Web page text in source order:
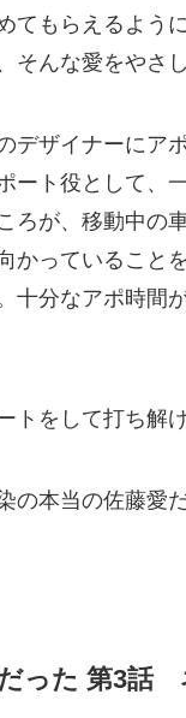
てもらえるよう
そんな愛をやさ
デザイナーにア
ート役として、
ろが、移動中の
かっていること
十分なアポ時間
トをして打ち解け
の本当の佐藤愛
った 第3話